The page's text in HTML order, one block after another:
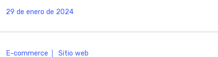
29 de enero de 2024
E-commerce Sitio web